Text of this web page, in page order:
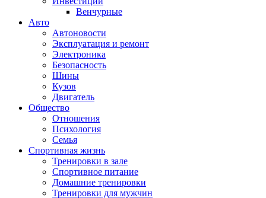
Венчурные
Авто
Автоновости
Эксплуатация и ремонт
Электроника
Безопасность
Шины
Кузов
Двигатель
Общество
Отношения
Психология
Семья
Спортивная жизнь
Тренировки в зале
Спортивное питание
Домашние тренировки
Тренировки для мужчин